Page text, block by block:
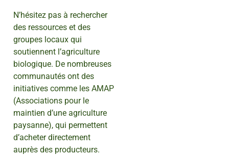
N’hésitez pas à rechercher
des ressources et des
groupes locaux qui
soutiennent l’agriculture
biologique. De nombreuses
communautés ont des
initiatives comme les AMAP
(Associations pour le
maintien d’une agriculture
paysanne), qui permettent
d’acheter directement
auprès des producteurs.